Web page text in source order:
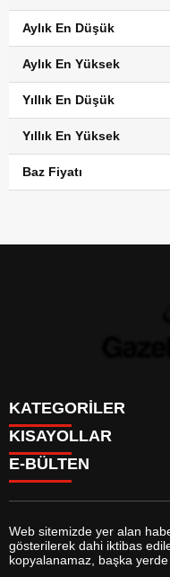
Aylık En Düşük
Aylık En Yüksek
Yıllık En Düşük
Yıllık En Yüksek
Baz Fiyatı
KATEGORİLER
GÜNDEM
DÜNYA
SİYASET
MAGAZİN
SAĞLIK
EĞİTİM
YAŞAM
KISAYOLLAR
BURÇLAR
FİKSTÜR
FİRMA EKLE
FİRMA REHBERİ
E-BÜLTEN
gazeteekonomi.com e-
Web sitemizde yer alan
gösterilerek dahi iktibas
kopyalanamaz, başka